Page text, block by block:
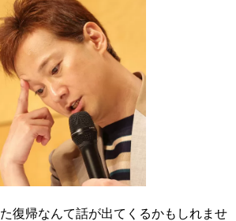
復帰なんて話が出てくるかもしれませ